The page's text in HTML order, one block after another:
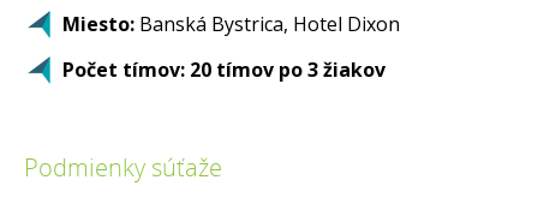
Miesto: Banská Bystrica, Hotel Dixon
Počet tímov: 20 tímov po 3 žiakov
Podmienky súťaže